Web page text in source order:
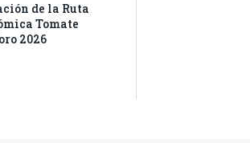
de la Ruta
Tomate
2026